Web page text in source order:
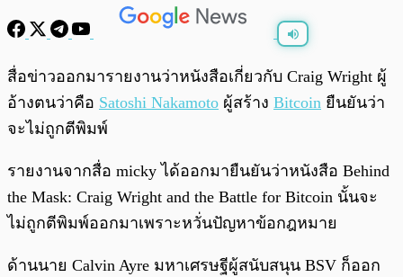
สื่อข่าวออกมารายงานว่าหนังสือเกี่ยวกับ Craig Wright ผู้
อ้างตนว่าคือ Satoshi Nakamoto ผู้สร้าง Bitcoin ยืนยันว่า
จะไม่ถูกตีพิมพ์
รายงานจากสื่อ micky ได้ออกมายืนยันว่าหนังสือ Behind
the Mask: Craig Wright and the Battle for Bitcoin นั้นจะ
ไม่ถูกตีพิมพ์ออกมาเพราะหวั่นปัญหาข้อกฎหมาย
ด้านนาย Calvin Ayre มหาเศรษฐีผู้สนับสนุน BSV ก็ออก